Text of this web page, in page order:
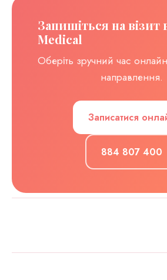
Запишіться на візит
Medical
Оберіть зручний час
направлення.
Записатися
884 807 400